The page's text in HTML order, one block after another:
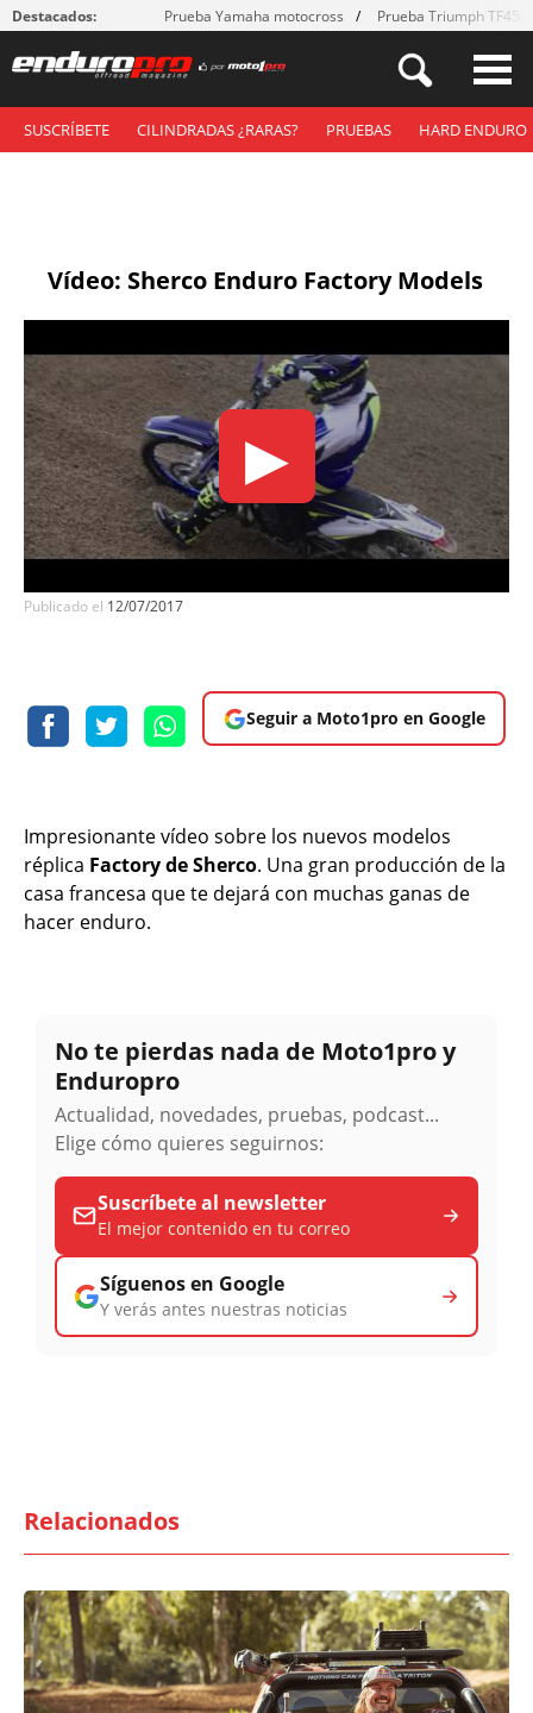
Destacados: Prueba Yamaha motocross Prueba Triumph
SUSCRÍBETE CILINDRADAS ¿RARAS? PRUEBAS HARD ENDURO
Vídeo: Sherco Enduro Factory Models
▶
Publicado el 12/07/2017
Seguir a Moto1pro en Google
Impresionante vídeo sobre los nuevos modelos
réplica Factory de Sherco. Una gran producción de la
casa francesa que te dejará con muchas ganas de
hacer enduro.
No te pierdas nada de Moto1pro y
Enduropro
Actualidad, novedades, pruebas, podcast...
Elige cómo quieres seguirnos:
Suscríbete al newsletter
El mejor contenido en tu correo
Síguenos en Google
Y verás antes nuestras noticias
Relacionados